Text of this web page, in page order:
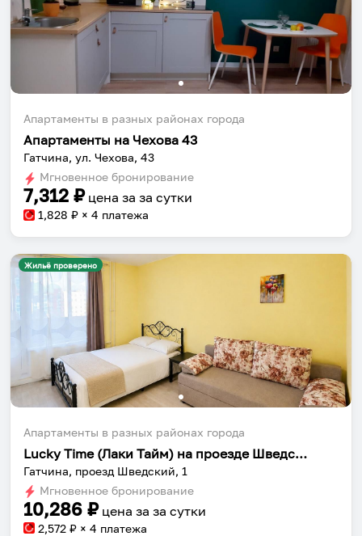
Апартаменты в разных районах города
Апартаменты на Чехова 43
Гатчина, ул. Чехова, 43
Мгновенное бронирование
7,312 ₽ цена за за сутки
1,828 ₽ × 4 платежа
Жильё проверено
Апартаменты в разных районах города
Lucky Time (Лаки Тайм) на проезде Шведский
Гатчина, проезд Шведский, 1
Мгновенное бронирование
10,286 ₽ цена за за сутки
2,572 ₽ × 4 платежа
Собери путешествие без сложностей
Сохраняй места, повторяй маршруты, находи
компанию и бронируй жильё в одном
приложении.
Установить приложение